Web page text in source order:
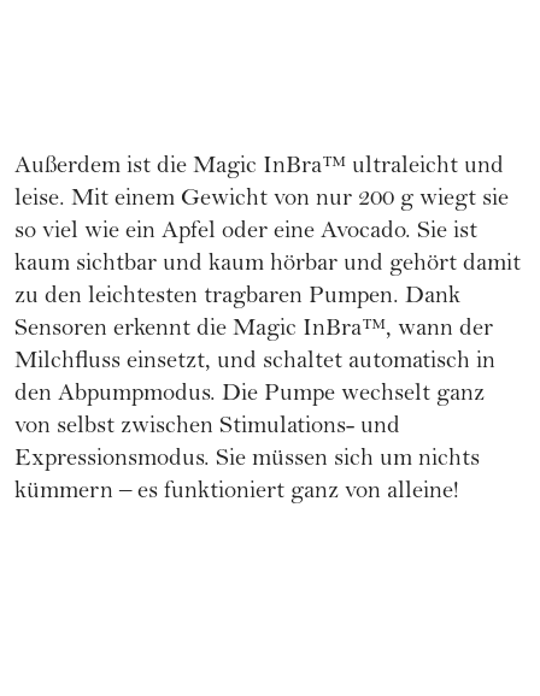
Außerdem ist die Magic InBra™ ultraleicht und
leise. Mit einem Gewicht von nur 200 g wiegt sie
so viel wie ein Apfel oder eine Avocado. Sie ist
kaum sichtbar und kaum hörbar und gehört damit
zu den leichtesten tragbaren Pumpen. Dank
Sensoren erkennt die Magic InBra™, wann der
Milchfluss einsetzt, und schaltet automatisch in
den Abpumpmodus. Die Pumpe wechselt ganz
von selbst zwischen Stimulations- und
Expressionsmodus. Sie müssen sich um nichts
kümmern – es funktioniert ganz von alleine!